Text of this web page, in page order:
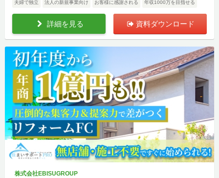
夫婦で独立 法人の新規事業向け お客様に感謝される 年収1000万を目指せる
詳細を見る 資料ダウンロード
株式会社EBISUGROUP